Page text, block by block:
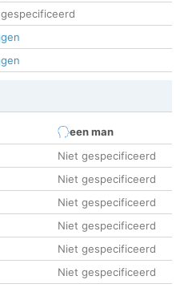
een man
Niet gespecificeerd
Niet gespecificeerd
Niet gespecificeerd
Niet gespecificeerd
Niet gespecificeerd
Niet gespecificeerd